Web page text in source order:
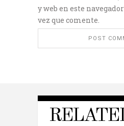
y web en este
vez que comente.